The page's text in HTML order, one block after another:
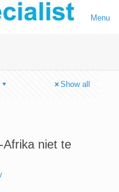
Menu
Show all
Afrika niet te